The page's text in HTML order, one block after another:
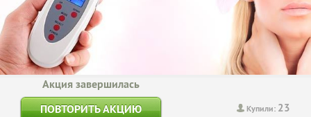
Купили: 23
Акция завершилась
ПОВТОРИТЬ АКЦИЮ